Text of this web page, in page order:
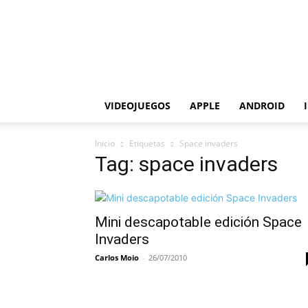
VIDEOJUEGOS APPLE ANDROID
Inicio Etiquetas Space invaders
Tag: space invaders
Mini descapotable edición Space
Invaders
Carlos Moio - 26/07/2010